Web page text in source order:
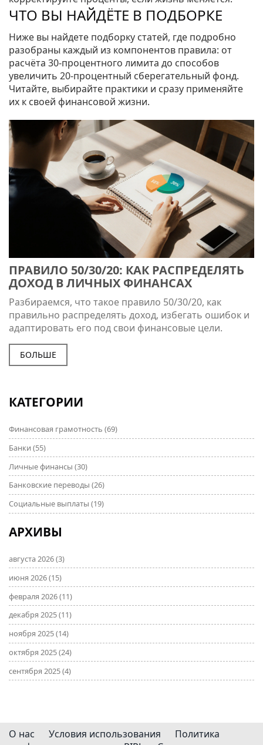
ЧТО ВЫ НАЙДЁТЕ В ПОДБОРКЕ
Ниже вы найдете подборку статей, где подробно
разобраны каждый из компонентов правила: от
расчёта 30‑процентного лимита до способов
увеличить 20‑процентный сберегательный фонд.
Читайте, выбирайте практики и сразу применяйте
их к своей финансовой жизни.
ПРАВИЛО 50/30/20: КАК РАСПРЕДЕЛЯТЬ
ДОХОД В ЛИЧНЫХ ФИНАНСАХ
Разбираемся, что такое правило 50/30/20, как
правильно распределять доход, избегать ошибок и
адаптировать его под свои финансовые цели.
БОЛЬШЕ
КАТЕГОРИИ
Финансовая грамотность (69)
Банки (55)
Личные финансы (30)
Банковские переводы (26)
Социальные выплаты (19)
АРХИВЫ
августа 2026(3)
июня 2026(15)
февраля 2026(11)
декабря 2025(11)
ноября 2025(14)
октября 2025(24)
сентября 2025(4)
О нас Условия использования
Политика